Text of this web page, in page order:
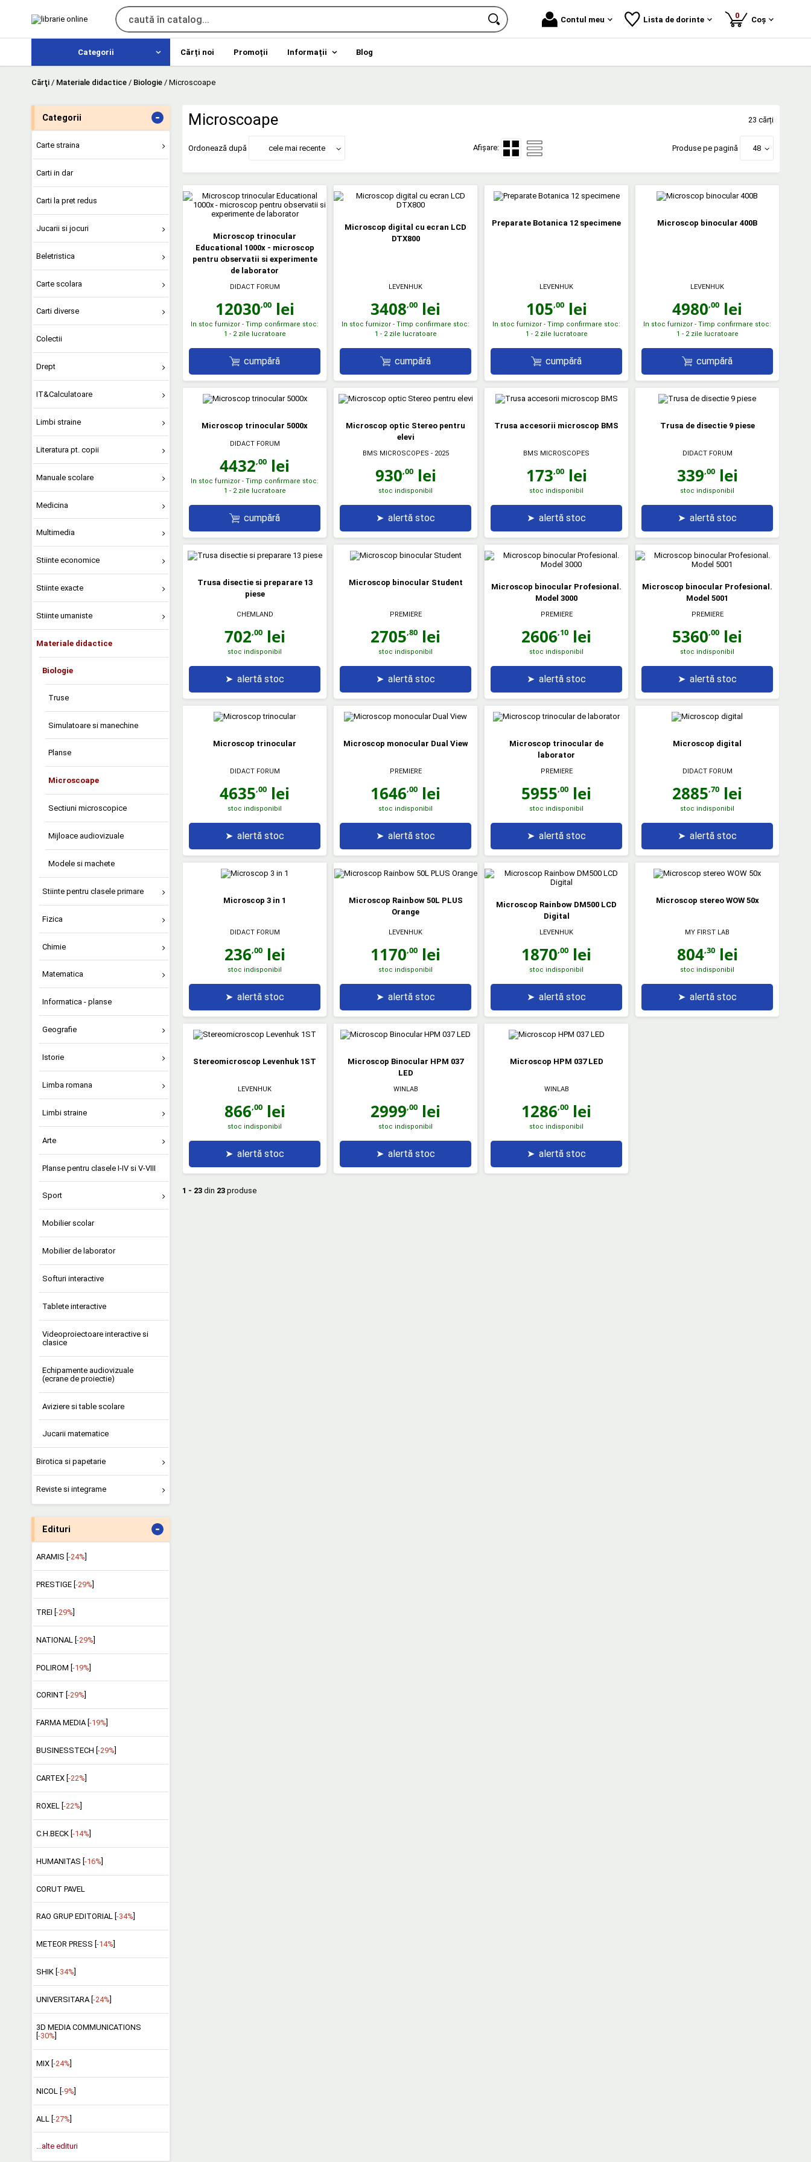
Contul meu Lista de dorinte 0produse
Coș
Categorii Cărți noi Promoții Informații Blog
Cărţi / Materiale didactice / Biologie / Microscoape
Categorii -
Carte straina
Carti in dar
Carti la pret redus
Jucarii si jocuri
Beletristica
Carte scolara
Carti diverse
Colectii
Drept
IT&Calculatoare
Limbi straine
Literatura pt. copii
Manuale scolare
Medicina
Multimedia
Stiinte economice
Stiinte exacte
Stiinte umaniste
Materiale didactice
Biologie
Truse
Simulatoare si manechine
Planse
Microscoape
Sectiuni microscopice
Mijloace audiovizuale
Modele si machete
Stiinte pentru clasele primare
Fizica
Chimie
Matematica
Informatica - planse
Geografie
Istorie
Limba romana
Limbi straine
Arte
Planse pentru clasele I-IV si V-VIII
Sport
Mobilier scolar
Mobilier de laborator
Softuri interactive
Tablete interactive
Videoproiectoare interactive si
clasice
Echipamente audiovizuale
(ecrane de proiectie)
Aviziere si table scolare
Jucarii matematice
Birotica si papetarie
Reviste si integrame
Edituri -
ARAMIS [ -24%
PRESTIGE [ -29%
TREI [ -29%
NATIONAL [-29%]
POLIROM [-19%]
CORINT [ -29%
FARMA MEDIA [ -19%
BUSINESSTECH [ -29%
CARTEX [ -22%
ROXEL [ -22%
C.H.BECK [ -14%
HUMANITAS [-16%]
CORUT PAVEL
RAO GRUP EDITORIAL [ -34%
METEOR PRESS [ -14%
SHIK [ -34%
UNIVERSITARA [ -24%
3D MEDIA COMMUNICATIONS
-30%
MIX [ -24%
NICOL [-9%]
ALL [-27%]
...alte edituri
Microscoape 23 cărți
Ordonează după cele mai recente Afișare: Produse pe pagină 48
Microscop trinocular
Educational 1000x - microscop
pentru observatii si experimente
de laborator
DIDACT FORUM
12030,00lei
In stoc furnizor - Timp confirmare stoc:
1 - 2 zile lucratoare
cumpără
Microscop digital cu ecran LCD
DTX800
LEVENHUK
3408,00 lei
In stoc furnizor - Timp confirmare stoc:
1 - 2 zile lucratoare
cumpără
Preparate Botanica 12 specimene
LEVENHUK
105,00lei
In stoc furnizor - Timp confirmare stoc:
1 - 2 zile lucratoare
cumpără
Microscop binocular 400B
LEVENHUK
4980,00 lei
In stoc furnizor - Timp confirmare stoc:
1 - 2 zile lucratoare
cumpără
Microscop trinocular 5000x
DIDACT FORUM
4432,00 lei
In stoc furnizor - Timp confirmare stoc:
1 - 2 zile lucratoare
cumpără
Microscop optic Stereo pentru
elevi
BMS MICROSCOPES - 2025
930,00lei
stoc indisponibil
➤ alertă stoc
Trusa accesorii microscop BMS
BMS MICROSCOPES
173,00lei
stoc indisponibil
➤ alertă stoc
Trusa de disectie 9 piese
DIDACT FORUM
339,00lei
stoc indisponibil
➤ alertă stoc
Trusa disectie si preparare 13
piese
CHEMLAND
702,00lei
stoc indisponibil
➤ alertă stoc
Microscop binocular Student
PREMIERE
2705,80 lei
stoc indisponibil
➤ alertă stoc
Microscop binocular Profesional.
Model 3000
PREMIERE
2606,10 lei
stoc indisponibil
➤ alertă stoc
Microscop binocular Profesional.
Model 5001
PREMIERE
5360,00 lei
stoc indisponibil
➤ alertă stoc
Microscop trinocular
DIDACT FORUM
4635,00 lei
stoc indisponibil
➤ alertă stoc
Microscop monocular Dual View
PREMIERE
1646,00 lei
stoc indisponibil
➤ alertă stoc
Microscop trinocular de
laborator
PREMIERE
5955,00 lei
stoc indisponibil
➤ alertă stoc
Microscop digital
DIDACT FORUM
2885,70 lei
stoc indisponibil
➤ alertă stoc
Microscop 3 in 1
DIDACT FORUM
236,00lei
stoc indisponibil
➤ alertă stoc
Microscop Rainbow 50L PLUS
Orange
LEVENHUK
1170,00 lei
stoc indisponibil
➤ alertă stoc
Microscop Rainbow DM500 LCD
Digital
LEVENHUK
1870,00 lei
stoc indisponibil
➤ alertă stoc
Microscop stereo WOW 50x
MY FIRST LAB
804,30lei
stoc indisponibil
➤ alertă stoc
Stereomicroscop Levenhuk 1ST
LEVENHUK
866,00lei
stoc indisponibil
➤ alertă stoc
Microscop Binocular HPM 037
LED
WINLAB
2999,00 lei
stoc indisponibil
➤ alertă stoc
Microscop HPM 037 LED
WINLAB
1286,00 lei
stoc indisponibil
➤ alertă stoc
1 - 23 din 23 produse